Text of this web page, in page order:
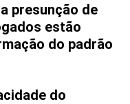
presunção de
estão
do padrão
do